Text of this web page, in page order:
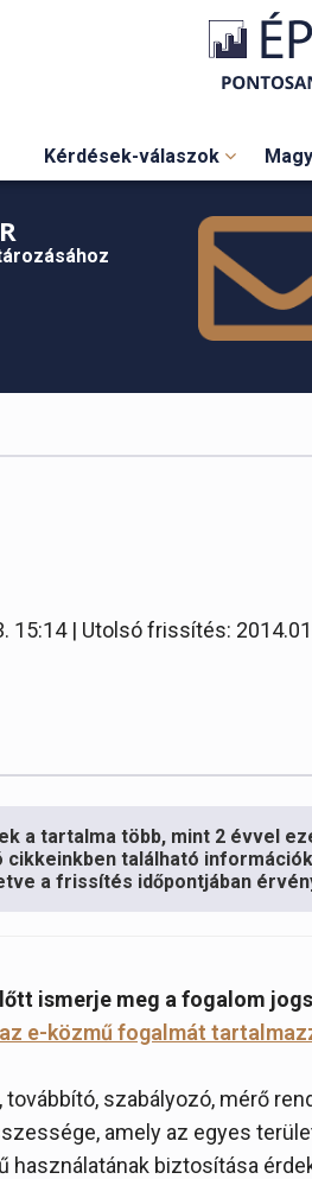
Kérdések-válaszok
15:14 | Utolsó frissítés:
a tartalma több, mint 2 évvel
található
a frissítés időpontjában
ismerje meg a fogalom
e-közmű fogalmát
továbbító, szabályozó, mérő
amely az egyes
biztosítása